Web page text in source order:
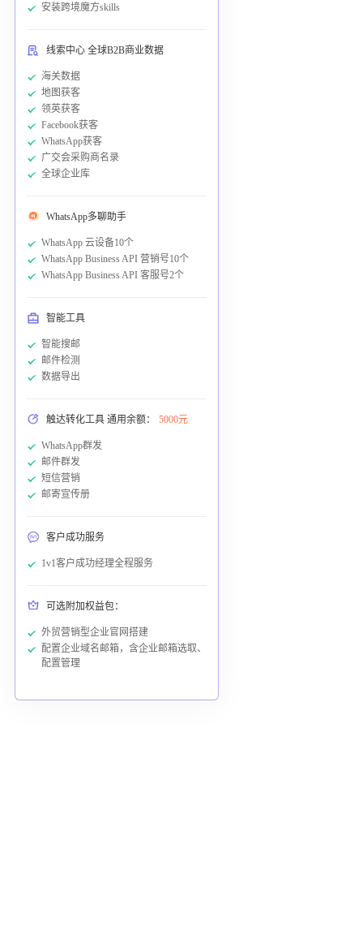
安装跨境魔方skills
线索中心 全球B2B商业数据
海关数据
地图获客
领英获客
Facebook获客
WhatsApp获客
广交会采购商名录
全球企业库
WhatsApp多聊助手
WhatsApp 云设备10个
WhatsApp Business API 营销号10个
WhatsApp Business API 客服号2个
智能工具
智能搜邮
邮件检测
数据导出
触达转化工具 通用余额： 5000元
WhatsApp群发
邮件群发
短信营销
邮寄宣传册
客户成功服务
1v1客户成功经理全程服务
可选附加权益包：
外贸营销型企业官网搭建
配置企业域名邮箱，含企业邮箱选取、
配置管理